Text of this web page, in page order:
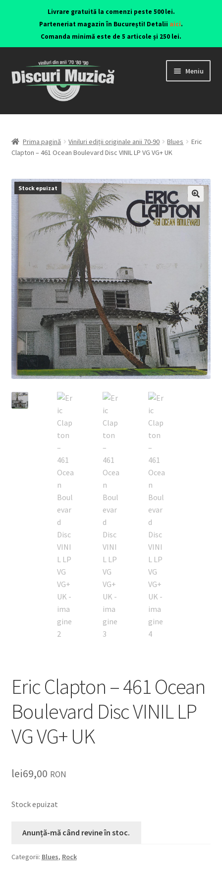
Livrare gratuită la comenzi peste 500 lei.
Parteneriat magazin în București! Detalii aici.
Comanda minimă este de 5 articole și 250 lei.
Meniu
Viniluri ediții originale anii 70-90
CD-uri originale
Echipamente
Listă produse
Oferta lunii
Contul meu
Blog
lei0,00
Prima pagină Viniluri ediții originale anii 70-90 Blues
Eric
Clapton – 461 Ocean Boulevard Disc VINIL LP VG VG+ UK
🔍
Stock epuizat
Eric Clapton – 461 Ocean
Boulevard Disc VINIL LP
VG VG+ UK
lei69,00 RON
Stock epuizat
Categorii: Blues, Rock